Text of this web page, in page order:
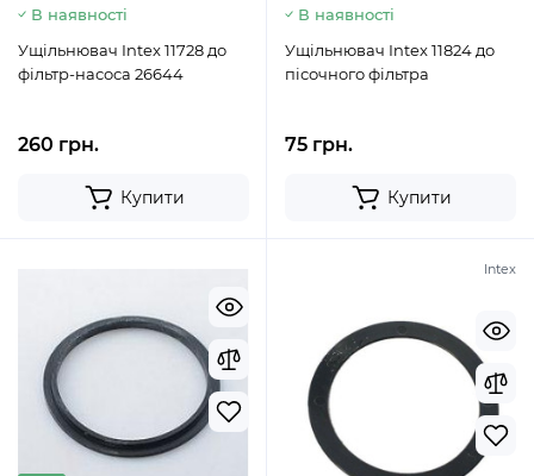
В наявності
Ущільнювач Intex 11728 до
фільтр-насоса 26644
260 грн.
Купити
В наявності
Ущільнювач Intex 11824 до
пісочного фільтра
75 грн.
Купити
Intex